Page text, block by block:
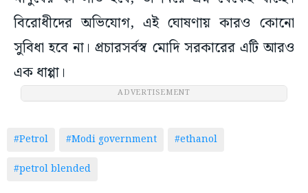
বিরোধীদের অভিযোগ, এই ঘোষণায় কারও কোনো
সুবিধা হবে না। প্রচারসর্বস্ব মোদি সরকারের এটি আরও
এক ধাপ্পা।
ADVERTISEMENT
#Petrol #Modi government
#ethanol
#petrol blended